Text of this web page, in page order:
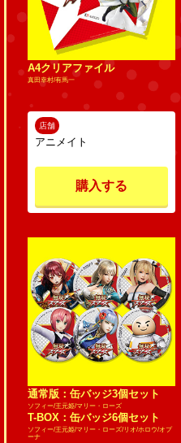
A4クリアファイル
真田幸村/有馬一
店舗
アニメイト
購入する
通常版：缶バッジ3個セット
ソフィー/王元姫/マリー・ローズ
T-BOX：缶バッジ6個セット
ソフィー/王元姫/マリー・ローズ/リオ/ホロウ/オプ
ーナ